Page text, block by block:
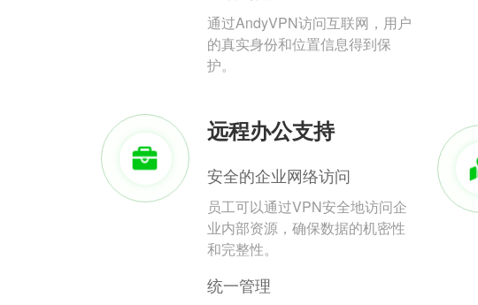
通过AndyVPN访问互联网，用户
的真实身份和位置信息得到保
护。
远程办公支持
安全的企业网络访问
员工可以通过VPN安全地访问企
业内部资源，确保数据的机密性
和完整性。
统一管理